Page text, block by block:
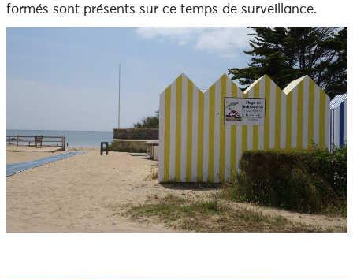
formés sont présents sur ce temps de surveillance.